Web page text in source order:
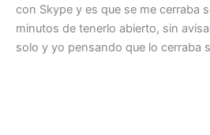
con Skype y es que se me cerraba
minutos de tenerlo abierto, sin
solo y yo pensando que lo cerraba